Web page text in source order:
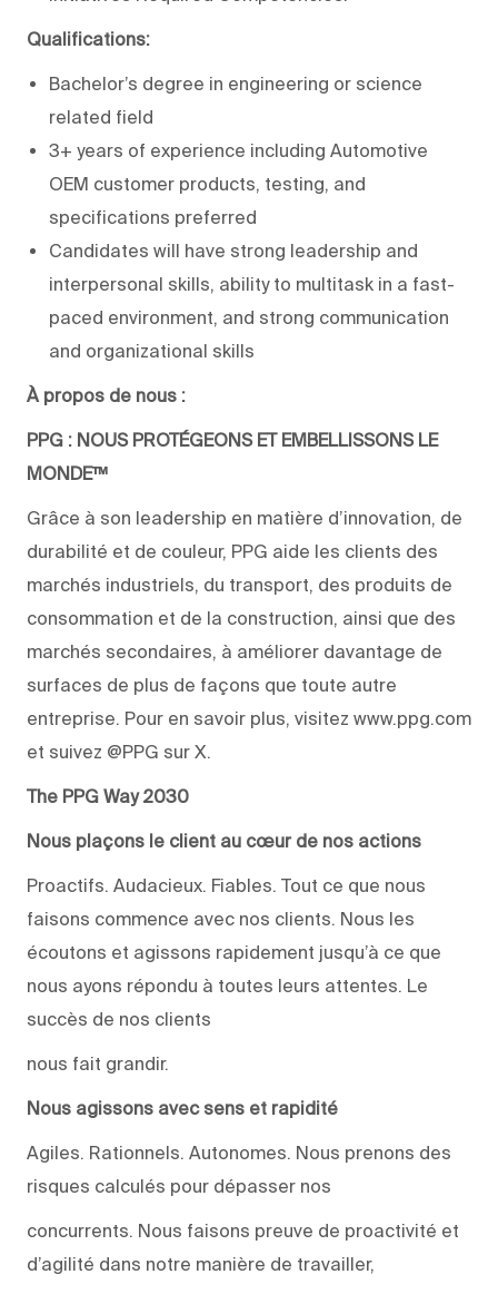
Qualifications:
Bachelor’s degree in engineering or science
related field
3+ years of experience including Automotive
OEM customer products, testing, and
specifications preferred
Candidates will have strong leadership and
interpersonal skills, ability to multitask in a fast-
paced environment, and strong communication
and organizational skills
À propos de nous :
PPG : NOUS PROTÉGEONS ET EMBELLISSONS LE
MONDE™
Grâce à son leadership en matière d’innovation, de
durabilité et de couleur, PPG aide les clients des
marchés industriels, du transport, des produits de
consommation et de la construction, ainsi que des
marchés secondaires, à améliorer davantage de
surfaces de plus de façons que toute autre
entreprise. Pour en savoir plus, visitez www.ppg.com
et suivez @PPG sur X.
The PPG Way 2030
Nous plaçons le client au cœur de nos actions
Proactifs. Audacieux. Fiables. Tout ce que nous
faisons commence avec nos clients. Nous les
écoutons et agissons rapidement jusqu’à ce que
nous ayons répondu à toutes leurs attentes. Le
succès de nos clients
nous fait grandir.
Nous agissons avec sens et rapidité
Agiles. Rationnels. Autonomes. Nous prenons des
risques calculés pour dépasser nos
concurrents. Nous faisons preuve de proactivité et
d’agilité dans notre manière de travailler,